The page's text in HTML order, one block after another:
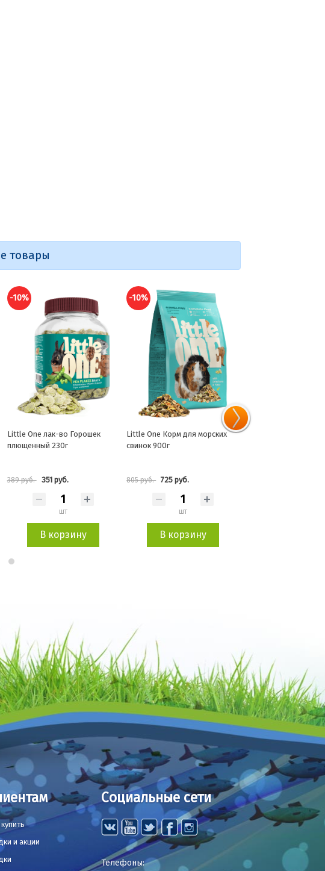
товары
-10%
Little One Корм для морских
свинок 900г
805 руб. 725 руб.
шт
В корзину
-10%
Little One Ветви смородины
пакет 50г
246 руб. 222 руб.
шт
В корзину
и акции
Социальные сети
Телефоны: